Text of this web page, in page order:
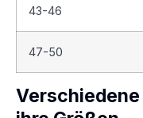
43-46
47-50